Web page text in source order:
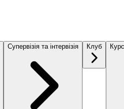
Супервізія та інтервізія Клуб